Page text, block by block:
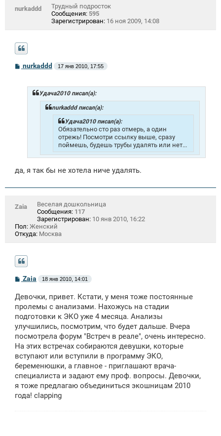
nurkaddd
Трудный подросток
Сообщения: 595
Зарегистрирован: 16 ноя 2009, 14:08
Сnurkaddd 17 янв 2010, 17:55
Удача2010 писал(а):
nurkaddd писал(а):
Удача2010 писал(а):
Обязательно сто раз отмерь, а один
отрежь! Посмотри ссылку выше, сразу
поймешь, будешь трубы удалять или нет...
да, я так бы не хотела ниче удалять.
Zaia
Веселая дошкольница
Сообщения: 117
Зарегистрирован: 10 янв 2010, 16:22
Пол: Женский
Откуда: Москва
С
б
щ
е
н
и
Zaia 18 янв 2010, 14:01
Девочки, привет. Кстати, у меня тоже постоянные
пролемы с анализами. Нахожусь на стадии
подготовки к ЭКО уже 4 месяца. Анализы
улучшились, посмотрим, что будет дальше. Вчера
посмотрела форум "Встреч в реале", очень интересно.
На этих встречах собираются девушки, которые
вступают или вступили в программу ЭКО,
беременюшки, а главное - приглашают врача-
специалиста и задают ему проф. вопросы. Девочки,
я тоже предлагаю объединиться экошницам 2010
года! clapping